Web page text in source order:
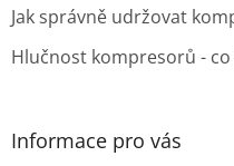
Jak správně udržovat
Hlučnost kompresorů -
Informace pro vás